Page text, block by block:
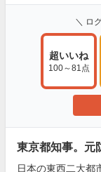
＼ ロ
超いいね
100～81点
東京都知事。元
日本の東西二大都